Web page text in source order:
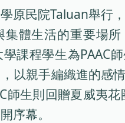
原民院Taluan舉行
體生活的重要場
課程學生為PAAC
以親手編織進的感
師生則回贈夏威夷
序幕。